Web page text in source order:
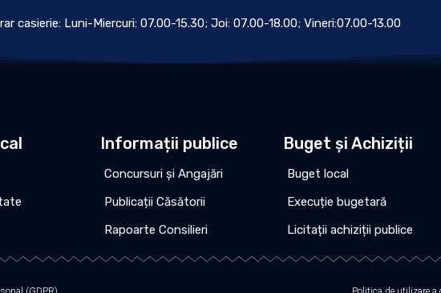
casierie: Luni-Miercuri: 07.00-15.30; Joi: 07.00-18.00; Vineri:07.00-13.00
Informații publice
Concursuri și Angajări
Publicații Căsătorii
Rapoarte Consilieri
Buget și Achiziții
Buget local
Execuție bugetară
Licitații achiziții publice